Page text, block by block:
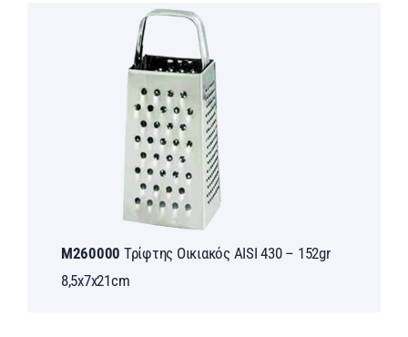
M260000 Τρίφτης Οικιακός AISI 430 – 152gr
8,5x7x21cm